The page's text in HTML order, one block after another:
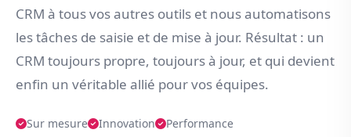
CRM à tous vos autres outils et nous automatisons
les tâches de saisie et de mise à jour. Résultat : un
CRM toujours propre, toujours à jour, et qui devient
enfin un véritable allié pour vos équipes.
Sur mesure Innovation Performance